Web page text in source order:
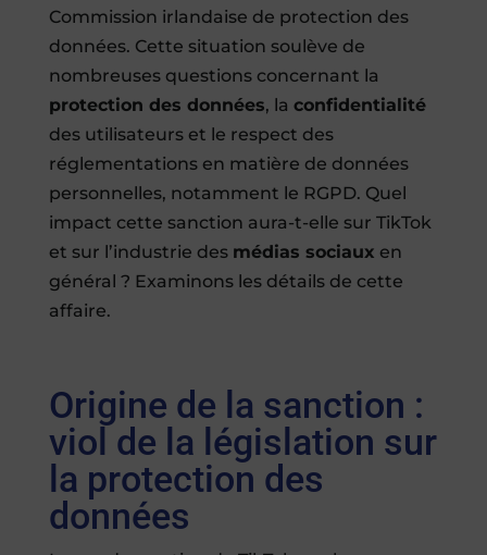
Commission irlandaise de protection des
données. Cette situation soulève de
nombreuses questions concernant la
protection des données, la confidentialité
des utilisateurs et le respect des
réglementations en matière de données
personnelles, notamment le RGPD. Quel
impact cette sanction aura-t-elle sur TikTok
et sur l’industrie des médias sociaux en
général ? Examinons les détails de cette
affaire.
Origine de la sanction :
viol de la législation sur
la protection des
données